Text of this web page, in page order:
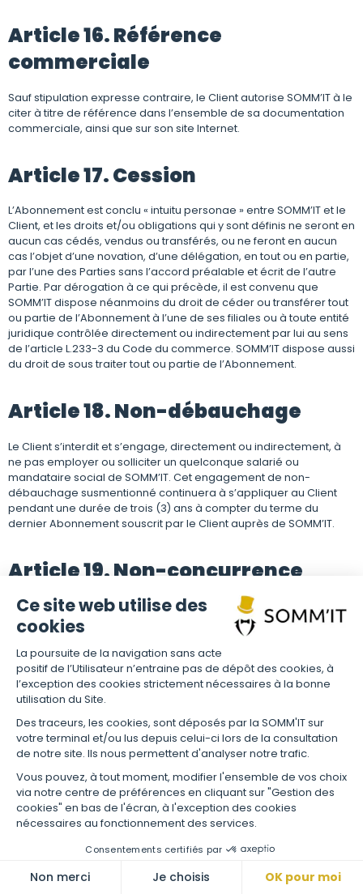
Article 16. Référence
commerciale
Sauf stipulation expresse contraire, le Client autorise SOMM’IT à le
citer à titre de référence dans l’ensemble de sa documentation
commerciale, ainsi que sur son site Internet.
Article 17. Cession
L’Abonnement est conclu « intuitu personae » entre SOMM’IT et le
Client, et les droits et/ou obligations qui y sont définis ne seront en
aucun cas cédés, vendus ou transférés, ou ne feront en aucun
cas l’objet d’une novation, d’une délégation, en tout ou en partie,
par l’une des Parties sans l’accord préalable et écrit de l’autre
Partie. Par dérogation à ce qui précède, il est convenu que
SOMM’IT dispose néanmoins du droit de céder ou transférer tout
ou partie de l’Abonnement à l’une de ses filiales ou à toute entité
juridique contrôlée directement ou indirectement par lui au sens
de l’article L.233-3 du Code du commerce. SOMM’IT dispose aussi
du droit de sous traiter tout ou partie de l’Abonnement.
Article 18. Non-débauchage
Le Client s’interdit et s’engage, directement ou indirectement, à
ne pas employer ou solliciter un quelconque salarié ou
mandataire social de SOMM’IT. Cet engagement de non-
débauchage susmentionné continuera à s’appliquer au Client
pendant une durée de trois (3) ans à compter du terme du
dernier Abonnement souscrit par le Client auprès de SOMM’IT.
Article 19. Non-concurrence
Le Client s’interdit de développer ou faire développer,
directement ou indirectement, une Plateforme équivalente à la
Plateforme, en tout ou en partie, et ce tout au long de
l’Abonnement et de ses suites, et pour une durée supplémentaire
de trois (3) années à compter de la fin de l’abonnement, quelles
que soient la cause et les modalités de cette fin.
Article 20. Confidentialité
appropriés pour garder le secret le plus absolu sur les
informations désignées comme confidentielles par l’autre Partie,
et auxquelles elle aurait eu accès à l’occasion de l’Abonnement.
Chacune des Parties s’engage à faire respecter cette obligation
par ses salariés, dirigeants, mandataires sociaux, société-mère,
filiales et sous-traitants éventuels ou tout préposé. L’obligation de
confidentialité persistera pendant une durée de trois (3) ans à
compter de la fin du dernier Abonnement souscrit par le Client
Ce site web utilise des
cookies
La poursuite de la navigation sans acte
positif de l’Utilisateur n’entraine pas de dépôt des cookies, à
l’exception des cookies strictement nécessaires à la bonne
utilisation du Site.
Des traceurs, les cookies, sont déposés par la SOMM'IT sur
votre terminal et/ou lus depuis celui-ci lors de la consultation
de notre site. Ils nous permettent d'analyser notre trafic.
Vous pouvez, à tout moment, modifier l'ensemble de vos choix
via notre centre de préférences en cliquant sur "Gestion des
cookies" en bas de l'écran, à l'exception des cookies
nécessaires au fonctionnement des services.
Consentements certifiés par
Non merci Je choisis OK pour moi